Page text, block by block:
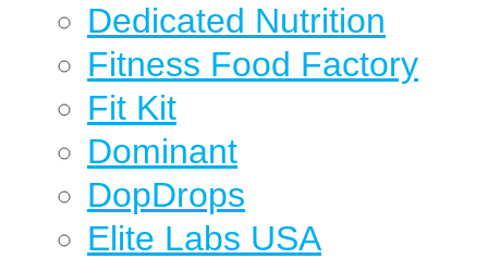
Dedicated Nutrition
Fitness Food Factory
Fit Kit
Dominant
DopDrops
Elite Labs USA